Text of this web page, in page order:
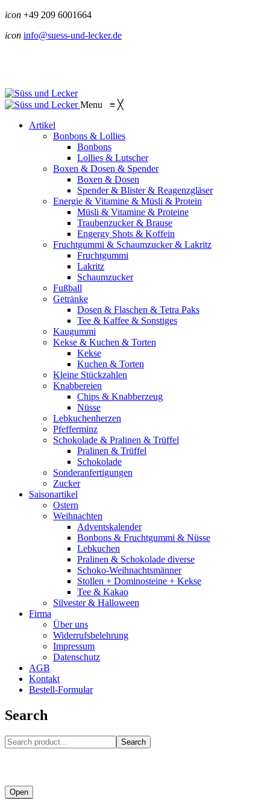
icon +49 209 6001664
icon info@suess-und-lecker.de
Menu ≡ ╳
Artikel
Bonbons & Lollies
Bonbons
Lollies & Lutscher
Boxen & Dosen & Spender
Boxen & Dosen
Spender & Blister & Reagenzgläser
Energie & Vitamine & Müsli & Protein
Müsli & Vitamine & Proteine
Traubenzucker & Brause
Engergy Shots & Koffein
Fruchtgummi & Schaumzucker & Lakritz
Fruchtgummi
Lakritz
Schaumzucker
Fußball
Getränke
Dosen & Flaschen & Tetra Paks
Tee & Kaffee & Sonstiges
Kaugummi
Kekse & Kuchen & Torten
Kekse
Kuchen & Torten
Kleine Stückzahlen
Knabbereien
Chips & Knabberzeug
Nüsse
Lebkuchenherzen
Pfefferminz
Schokolade & Pralinen & Trüffel
Pralinen & Trüffel
Schokolade
Sonderanfertigungen
Zucker
Saisonartikel
Ostern
Weihnachten
Adventskalender
Bonbons & Fruchtgummi & Nüsse
Lebkuchen
Pralinen & Schokolade diverse
Schoko-Weihnachtsmänner
Stollen + Dominosteine + Kekse
Tee & Kakao
Silvester & Halloween
Firma
Über uns
Widerrufsbelehrung
Impressum
Datenschutz
AGB
Kontakt
Bestell-Formular
Search
Search
Open